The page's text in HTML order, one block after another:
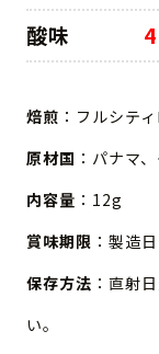
酸味
4
焙煎 ：フルシテ
原材国 ：パナマ
内容量 ：12g
賞味期限 ：製造
保存方法 ：直射
い。